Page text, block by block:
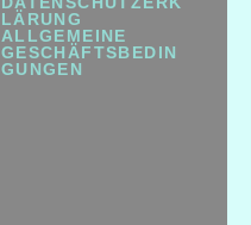
LÄRUNG
ALLGEMEINE
GESCHÄFTSBEDIN
GUNGEN